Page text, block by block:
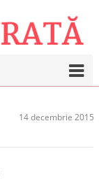
14 decembrie 2015